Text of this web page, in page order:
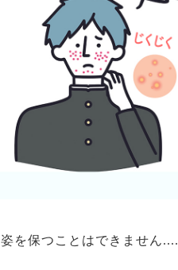
を保つことはできません....